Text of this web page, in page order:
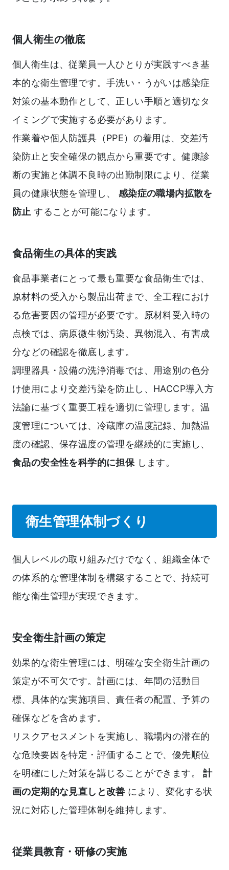
個人衛生の徹底
個人衛生は、従業員一人ひとりが実践すべき基
本的な衛生管理です。手洗い・うがいは感染症
対策の基本動作として、正しい手順と適切なタ
イミングで実施する必要があります。
作業着や個人防護具（PPE）の着用は、交差汚
染防止と安全確保の観点から重要です。健康診
断の実施と体調不良時の出勤制限により、従業
員の健康状態を管理し、 感染症の職場内拡散を
防止 することが可能になります。
食品衛生の具体的実践
食品事業者にとって最も重要な食品衛生では、
原材料の受入から製品出荷まで、全工程におけ
る危害要因の管理が必要です。原材料受入時の
点検では、病原微生物汚染、異物混入、有害成
分などの確認を徹底します。
調理器具・設備の洗浄消毒では、用途別の色分
け使用により交差汚染を防止し、HACCP導入方
法論に基づく重要工程を適切に管理します。温
度管理については、冷蔵庫の温度記録、加熱温
度の確認、保存温度の管理を継続的に実施し、
食品の安全性を科学的に担保 します。
衛生管理体制づくり
個人レベルの取り組みだけでなく、組織全体で
の体系的な管理体制を構築することで、持続可
能な衛生管理が実現できます。
安全衛生計画の策定
効果的な衛生管理には、明確な安全衛生計画の
策定が不可欠です。計画には、年間の活動目
標、具体的な実施項目、責任者の配置、予算の
確保などを含めます。
リスクアセスメントを実施し、職場内の潜在的
な危険要因を特定・評価することで、優先順位
を明確にした対策を講じることができます。計
画の定期的な見直しと改善 により、変化する状
況に対応した管理体制を維持します。
従業員教育・研修の実施